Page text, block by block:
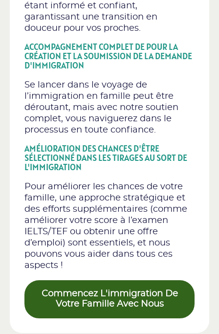
étant informé et confiant,
garantissant une transition en
douceur pour vos proches.
ACCOMPAGNEMENT COMPLET DE POUR LA
CRÉATION ET LA SOUMISSION DE LA DEMANDE
D'IMMIGRATION
Se lancer dans le voyage de
l’immigration en famille peut être
déroutant, mais avec notre soutien
complet, vous naviguerez dans le
processus en toute confiance.
AMÉLIORATION DES CHANCES D'ÊTRE
SÉLECTIONNÉ DANS LES TIRAGES AU SORT DE
L'IMMIGRATION
Pour améliorer les chances de votre
famille, une approche stratégique et
des efforts supplémentaires (comme
améliorer votre score à l’examen
IELTS/TEF ou obtenir une offre
d’emploi) sont essentiels, et nous
pouvons vous aider dans tous ces
aspects !
Commencez L'immigration De
Votre Famille Avec Nous